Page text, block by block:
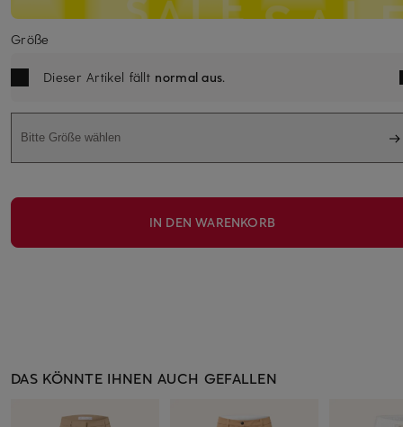
Größe
Dieser Artikel fällt normal aus.
Bitte Größe wählen
IN DEN WARENKORB
DAS KÖNNTE IHNEN AUCH GEFALLEN